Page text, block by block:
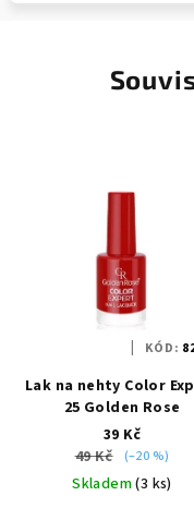
Lak na nehty Color
25 Golden Rose
39 Kč
49 Kč
(–20 %)
Skladem(3 ks)
KÓD: